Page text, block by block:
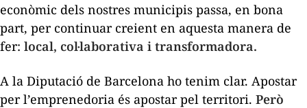
econòmic dels nostres municipis passa, en bona
part, per continuar creient en aquesta manera de
fer: local, col·laborativa i transformadora.
A la Diputació de Barcelona ho tenim clar. Apostar
per l’emprenedoria és apostar pel territori. Però